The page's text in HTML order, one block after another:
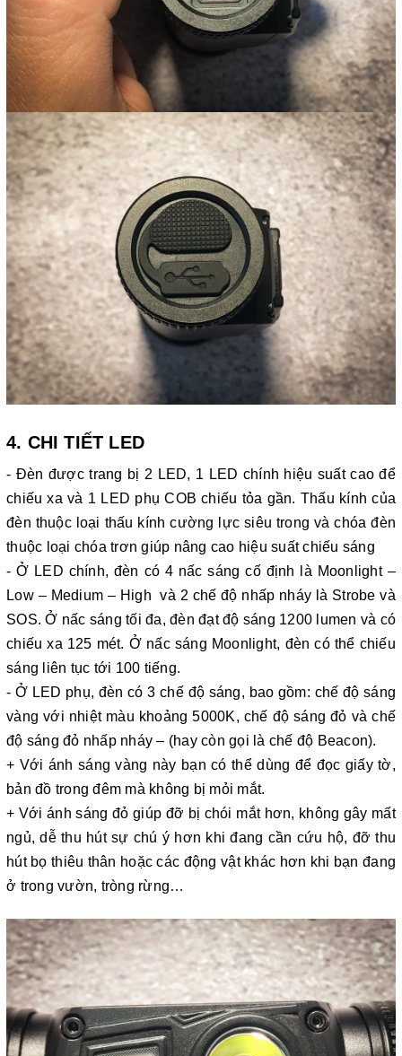
4. CHI TIẾT LED
- Đèn được trang bị 2 LED, 1 LED chính hiệu suất cao để
chiếu xa và 1 LED phụ COB chiếu tỏa gần. Thấu kính của
đèn thuộc loại thấu kính cường lực siêu trong và chóa đèn
thuộc loại chóa trơn giúp nâng cao hiệu suất chiếu sáng
- Ở LED chính, đèn có 4 nấc sáng cố định là Moonlight –
Low – Medium – High và 2 chế độ nhấp nháy là Strobe và
SOS. Ở nấc sáng tối đa, đèn đạt độ sáng 1200 lumen và có
chiếu xa 125 mét. Ở nấc sáng Moonlight, đèn có thể chiếu
sáng liên tục tới 100 tiếng.
- Ở LED phụ, đèn có 3 chế độ sáng, bao gồm: chế độ sáng
vàng với nhiệt màu khoảng 5000K, chế độ sáng đỏ và chế
độ sáng đỏ nhấp nháy – (hay còn gọi là chế độ Beacon).
+ Với ánh sáng vàng này bạn có thể dùng để đọc giấy tờ,
bản đồ trong đêm mà không bị mỏi mắt.
+ Với ánh sáng đỏ giúp đỡ bị chói mắt hơn, không gây mất
ngủ, dễ thu hút sự chú ý hơn khi đang cần cứu hộ, đỡ thu
hút bọ thiêu thân hoặc các động vật khác hơn khi bạn đang
ở trong vườn, tròng rừng…